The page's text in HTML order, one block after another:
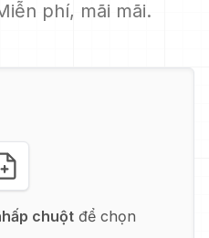
phí, mãi mãi.
chuộtđể chọn